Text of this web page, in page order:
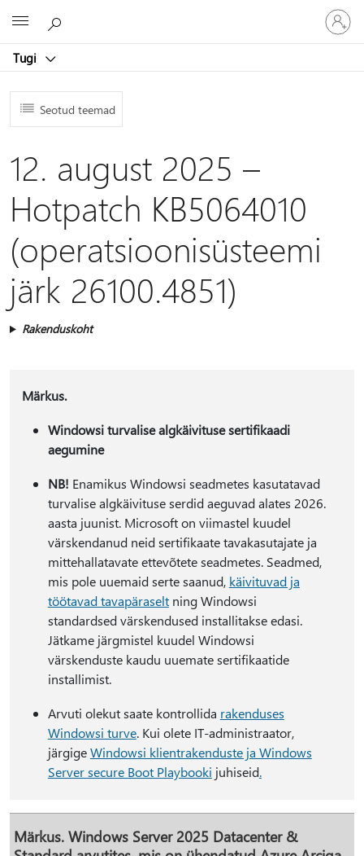
Tugi
Logige
sisse
oma
Seotud teemad
12. august 2025 –
Hotpatch KB5064010
(operatsioonisüsteemi
järk 26100.4851)
Rakenduskoht
Märkus.
Windowsi turvalise algkäivituse sertifikaadi
aegumine
NB! Enamikus Windowsi seadmetes kasutatavad
turvalise algkäivituse serdid aeguvad alates 2026.
aasta juunist. Microsoft on viimastel kuudel
värskendanud neid sertifikaate tavakasutajate ja
mittehallatavate ettevõtete seadmetes. Seadmed,
mis pole uuemaid serte saanud, käivituvad ja
töötavad tavapäraseltning Windowsi
standardsed värskendused installitakse edasi.
Jätkame järgmistel kuudel Windowsi
värskenduste kaudu uuemate sertifikaatide
installimist.
Arvuti olekut saate kontrollida rakenduses
Windowsi turve. Kui olete IT-administraator,
järgigeWindowsi klientrakenduste ja Windows
Server secure Boot Playbooki juhiseid.
Märkus. Windows Server 2025 Datacenter &